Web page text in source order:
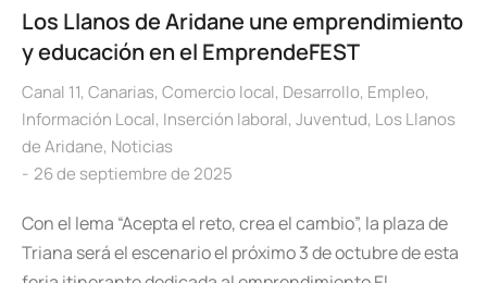
Los Llanos de Aridane une emprendimiento
y educación en el EmprendeFEST
Canal 11, Canarias, Comercio local, Desarrollo, Empleo,
Información Local, Inserción laboral, Juventud, Los Llanos
de Aridane, Noticias
26 de septiembre de 2025
Con el lema “Acepta el reto, crea el cambio”, la plaza de
Triana será el escenario el próximo 3 de octubre de esta